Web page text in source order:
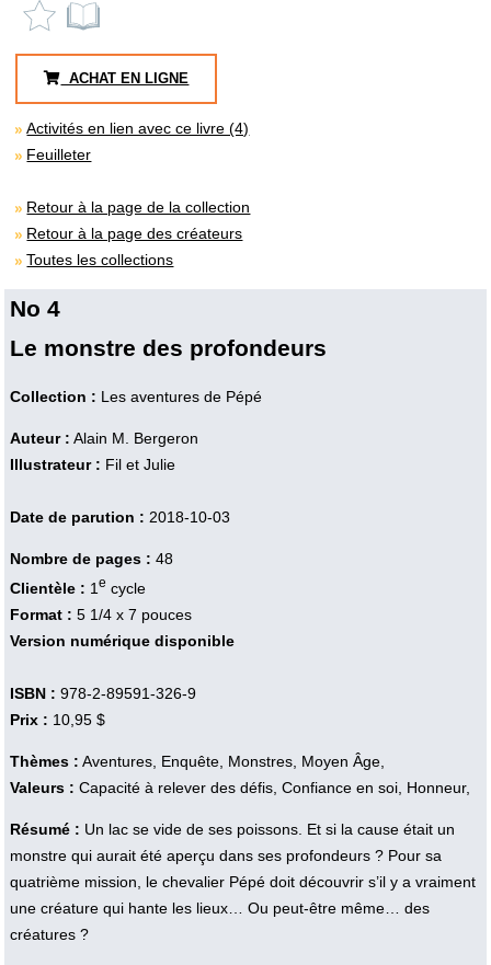
ACHAT EN LIGNE
Activités en lien avec ce livre (4)
Feuilleter
Retour à la page de la collection
Retour à la page des créateurs
Toutes les collections
No 4
Le monstre des profondeurs
Collection : Les aventures de Pépé
Auteur : Alain M. Bergeron
Illustrateur : Fil et Julie
Date de parution : 2018-10-03
Nombre de pages : 48
Clientèle : 1 e cycle
Format : 5 1/4 x 7 pouces
Version numérique disponible
ISBN : 978-2-89591-326-9
Prix : 10,95 $
Thèmes : Aventures, Enquête, Monstres, Moyen Âge,
Valeurs : Capacité à relever des défis, Confiance en soi, Honneur,
Résumé : Un lac se vide de ses poissons. Et si la cause était un
monstre qui aurait été aperçu dans ses profondeurs ? Pour sa
quatrième mission, le chevalier Pépé doit découvrir s’il y a vraiment
une créature qui hante les lieux… Ou peut-être même… des
créatures ?